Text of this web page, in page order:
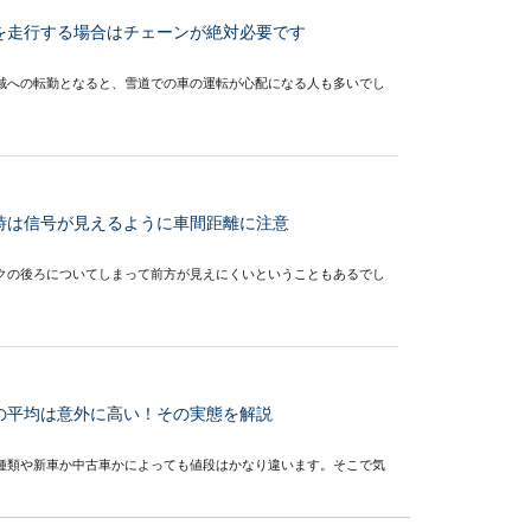
走行する場合はチェーンが絶対必要です
の転勤となると、雪道での車の運転が心配になる人も多いでし
は信号が見えるように車間距離に注意
後ろについてしまって前方が見えにくいということもあるでし
均は意外に高い！その実態を解説
類や新車か中古車かによっても値段はかなり違います。そこで気